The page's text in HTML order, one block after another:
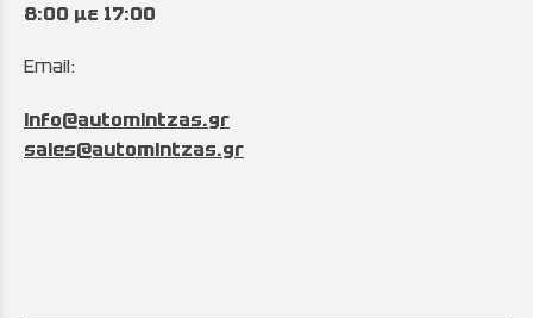
8:00 με 17:00
Email:
info@automintzas.gr
sales@automintzas.gr